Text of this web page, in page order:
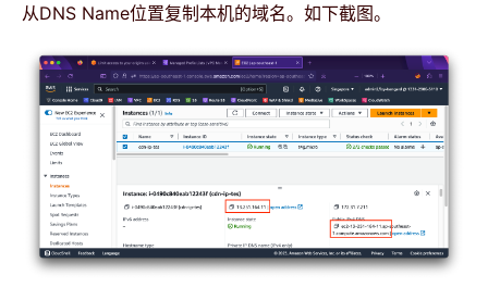
从DNS Name位置复制本机的域名。如下截图。